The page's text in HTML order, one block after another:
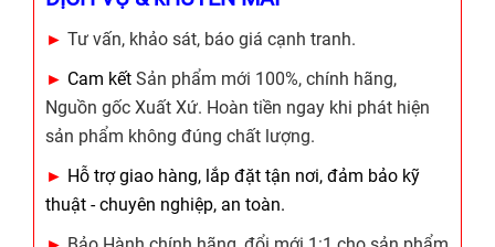
► Tư vấn, khảo sát, báo giá cạnh tranh.
► Cam kết Sản phẩm mới 100%, chính hãng,
Nguồn gốc Xuất Xứ. Hoàn tiền ngay khi phát hiện
sản phẩm không đúng chất lượng.
► Hỗ trợ giao hàng, lắp đặt tận nơi, đảm bảo kỹ
thuật - chuyên nghiệp, an toàn.